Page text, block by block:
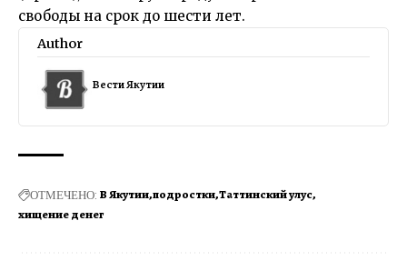
свободы на срок до шести лет.
Author
Вести Якутии
ОТМЕЧЕНО: В Якутии подростки Таттинский улус
хищение денег